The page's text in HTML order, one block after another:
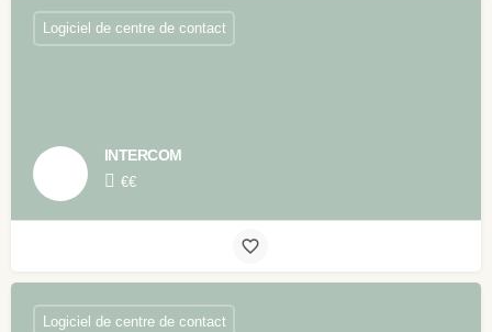
INTERCOM
€€
Logiciel de centre de contact
Logiciel de centre de contact